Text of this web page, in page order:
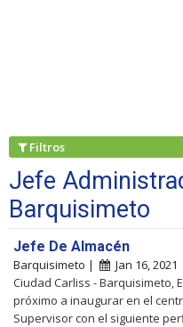
Filtros
Jefe
Barquisimeto
Jefe De Almacén
Barquisimeto | Jan 16, 2021
Ciudad Carliss - Barquisimeto,
próximo a inaugurar en el
Supervisor con el siguiente